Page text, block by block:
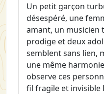
Un petit garçon
désespéré, une
amant, un musicien
prodige et deux
semblent sans lien,
une même
observe ces
fil fragile et invisible